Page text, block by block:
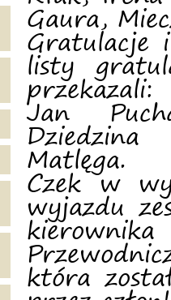
Gaura,
Gratulacje
listy
Jan
Matlęga.
Czek w
wyjazdu
która